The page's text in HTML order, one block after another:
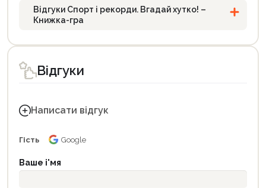
Відгуки Спорт і рекорди. Вгадай хутко! –
Книжка-гра
Відгуки
Написати відгук
Гість Google
Ваше і'мя